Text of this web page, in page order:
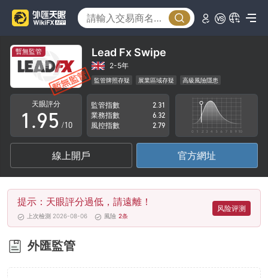
暫無監管 Lead Fx Swipe
2-5年
監管牌照存疑 展業區域存疑 高級風險隱患
天眼評分
0
1
2
3
4
5
6
7
.
5
6
7
8
9
1
2
3
4
5
6
7
8
9
/10
監管指數
2.31
業務指數
6.32
風控指數
2.79
線上開戶 官方網址
提示：天眼評分過低，請遠離！
上次檢測 2026-08-06 風險 2条
风险评测
外匯監管